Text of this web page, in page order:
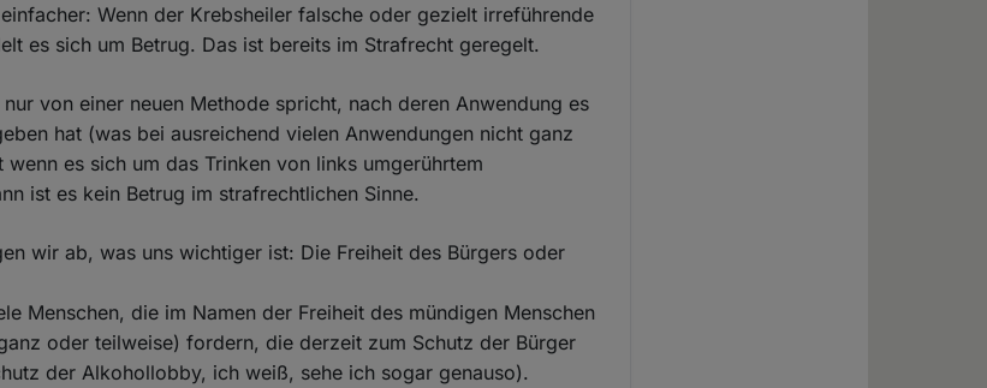
Wenn der Krebsheiler falsche oder gezielt irreführende
es sich um Betrug. Das ist bereits im Strafrecht geregelt.
von einer neuen Methode spricht, nach deren Anwendung es
hat (was bei ausreichend vielen Anwendungen nicht ganz
es sich um das Trinken von links umgerührtem
ist es kein Betrug im strafrechtlichen Sinne.
wir ab, was uns wichtiger ist: Die Freiheit des Bürgers oder
Menschen, die im Namen der Freiheit des mündigen Menschen
oder teilweise) fordern, die derzeit zum Schutz der Bürger
der Alkohollobby, ich weiß, sehe ich sogar genauso).